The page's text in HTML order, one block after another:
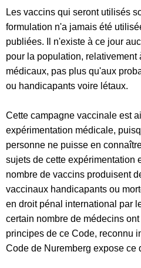
Les vaccins qui seront utilisés
formulation n'a jamais été
publiées. Il n'existe à ce jour
pour la population, relativement
médicaux, pas plus qu'aux
ou handicapants voire létaux.
Cette campagne vaccinale est
expérimentation médicale,
personne ne puisse en
sujets de cette expérimentation
nombre de vaccins produisent
vaccinaux handicapants ou
en droit pénal international par
certain nombre de médecins
principes de ce Code, reconnu
Code de Nuremberg expose ce